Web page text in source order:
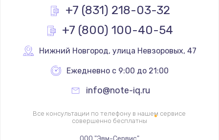
Заказать
Замена термопасты
Замена шлейфа матрицы
1290 руб.
Заказать
+7 (831) 218-03-32
+7 (800) 100-40-54
Нижний Новгород, улица Невзоровых, 47
Ежедневно с 9:00 до 21:00
info@note-iq.ru
Все консультации по телефону в нашем сервисе
совершенно бесплатны